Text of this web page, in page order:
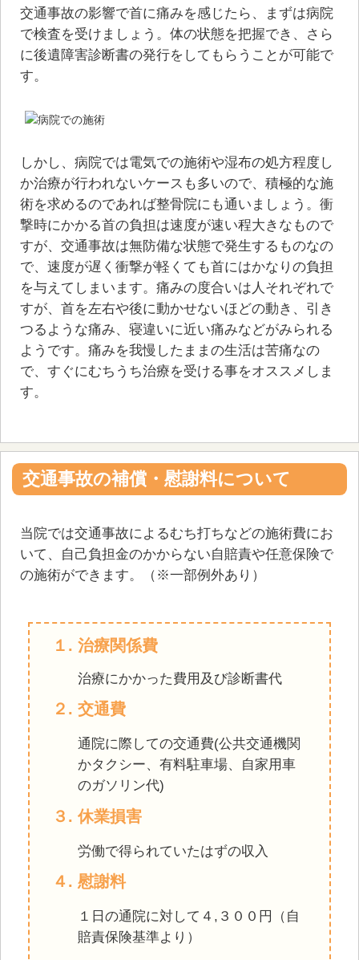
交通事故の影響で⾸に痛みを感じたら、まずは病院
で検査を受けましょう。体の状態を把握でき、さら
に後遺障害診断書の発⾏をしてもらうことが可能で
す。
しかし、病院では電気での施術や湿布の処⽅程度し
か治療が⾏われないケースも多いので、積極的な施
術を求めるのであれば整⾻院にも通いましょう。衝
撃時にかかる⾸の負担は速度が速い程⼤きなもので
すが、交通事故は無防備な状態で発⽣するものなの
で、速度が遅く衝撃が軽くても⾸にはかなりの負担
を与えてしまいます。痛みの度合いは⼈それぞれで
すが、⾸を左右や後に動かせないほどの動き、引き
つるような痛み、寝違いに近い痛みなどがみられる
ようです。痛みを我慢したままの⽣活は苦痛なの
で、すぐにむちうち治療を受ける事をオススメしま
す。
交通事故の補償・慰謝料について
当院では交通事故によるむち打ちなどの施術費にお
いて、⾃⼰負担⾦のかからない⾃賠責や任意保険で
の施術ができます。（※一部例外あり）
１. 治療関係費
治療にかかった費⽤及び診断書代
２. 交通費
通院に際しての交通費(公共交通機関
かタクシー、有料駐⾞場、⾃家⽤⾞
のガソリン代)
３. 休業損害
労働で得られていたはずの収⼊
４. 慰謝料
１⽇の通院に対して４,３００円（⾃
賠責保険基準より）